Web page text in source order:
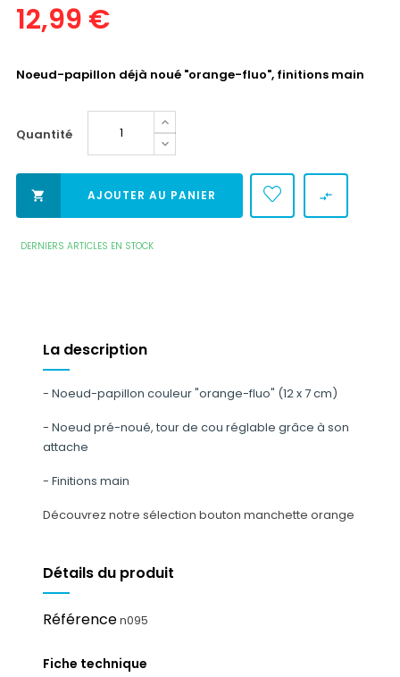
12,99 €
Noeud-papillon déjà noué "orange-fluo", finitions main
Quantité
 AJOUTER AU PANIER 
DERNIERS ARTICLES EN STOCK
La description
- Noeud-papillon couleur "orange-fluo" (12 x 7 cm)
- Noeud pré-noué, tour de cou réglable grâce à son
attache
- Finitions main
Découvrez notre sélection bouton manchette orange
Détails du produit
Référencen095
Fiche technique